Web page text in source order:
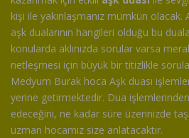
kişi ile yakınlaşmanız mümkün olacak.
aşk dualarının hangileri olduğu bu
konularda aklınızda sorular varsa
netleşmesi için büyük bir titizlikle
Medyum Burak hoca Aşk duası
yerine getirmektedir. Dua
edeceğini, ne kadar süre üzerinizde
uzman hocamız size anlatacaktır.